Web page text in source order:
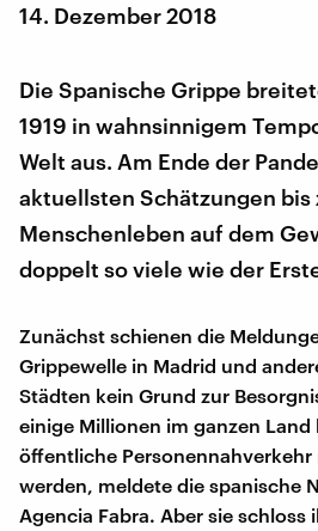
14. Dezember 2018
Die Spanische Grippe
1919 in wahnsinnigem
Welt aus. Am Ende der
aktuellsten Schätzungen
Menschenleben auf dem
doppelt so viele wie der
Zunächst schienen die
Grippewelle in Madrid und
Städten kein Grund zur
einige Millionen im ganzen
öffentliche
werden, meldete die spanische
Agencia Fabra. Aber sie schloss